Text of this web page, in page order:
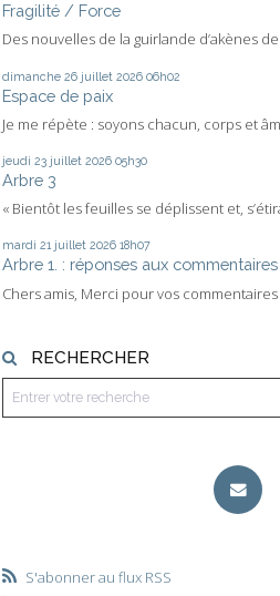
Fragilité / Force
Des nouvelles de la guirlande d’akènes
dimanche 26 juillet 2026 06h02
Espace de paix
Je me répète : soyons chacun, corps et
jeudi 23 juillet 2026 05h30
Arbre 3
« Bientôt les feuilles se déplissent et,
mardi 21 juillet 2026 18h07
Arbre 1. : réponses aux commentaires
Chers amis, Merci pour vos commentaires
RECHERCHER
S'abonner au flux RSS